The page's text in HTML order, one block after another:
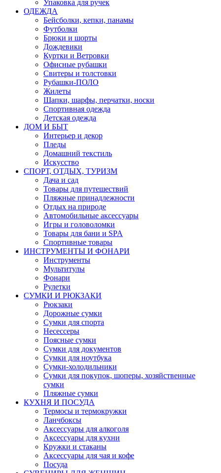
Упаковка для ручек
ОДЕЖДА
Бейсболки, кепки, панамы
Футболки
Брюки и шорты
Дождевики
Куртки и Ветровки
Офисные рубашки
Свитеры и толстовки
Рубашки-ПОЛО
Жилеты
Шапки, шарфы, перчатки, носки
Спортивная одежда
Детская одежда
ДОМ И БЫТ
Интерьер и декор
Пледы
Домашний текстиль
Искусство
СПОРТ, ОТДЫХ, ТУРИЗМ
Дача и сад
Товары для путешествий
Пляжные принадлежности
Отдых на природе
Автомобильные аксессуары
Игры и головоломки
Товары для бани и SPA
Спортивные товары
ИНСТРУМЕНТЫ И ФОНАРИ
Инструменты
Мультитулы
Фонари
Рулетки
СУМКИ И РЮКЗАКИ
Рюкзаки
Дорожные сумки
Сумки для спорта
Несессеры
Поясные сумки
Сумки для документов
Сумки для ноутбука
Сумки-холодильники
Сумки для покупок, шоперы, хозяйственные
сумки
Пляжные сумки
КУХНЯ И ПОСУДА
Термосы и термокружки
Ланчбоксы
Аксессуары для алкоголя
Аксессуары для кухни
Кружки и стаканы
Аксессуары для чая и кофе
Посуда